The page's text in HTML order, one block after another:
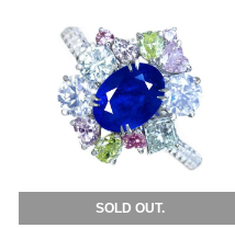
SOLD OUT.